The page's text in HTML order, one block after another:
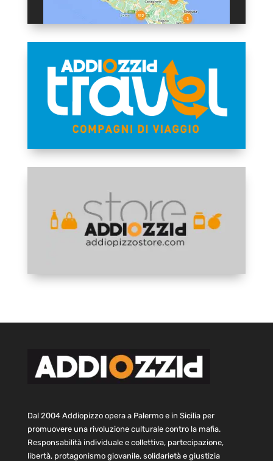
Dal 2004 Addiopizzo opera a Palermo e in Sicilia per
promuovere una rivoluzione culturale contro la mafia.
Responsabilità individuale e collettiva, partecipazione,
libertà, protagonismo giovanile, solidarietà e giustizia